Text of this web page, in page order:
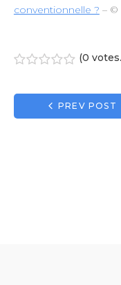
conventionnelle ? – ©
(0 votes
Navigation
de
PREV POST